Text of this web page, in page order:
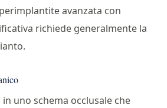
avanzata con
richiede generalmente la
uno schema occlusale che